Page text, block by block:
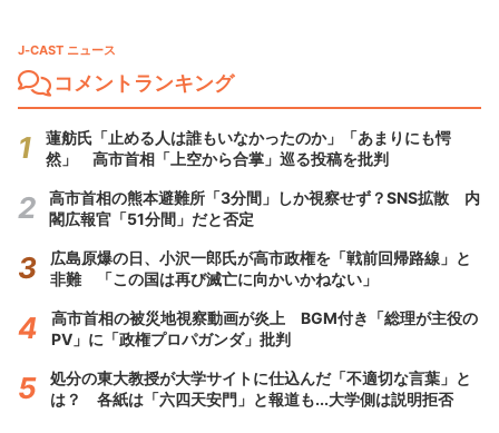
J-CAST ニュース
コメントランキング
蓮舫氏「止める人は誰もいなかったのか」「あまりにも愕
然」 高市首相「上空から合掌」巡る投稿を批判
高市首相の熊本避難所「3分間」しか視察せず？SNS拡散 内
閣広報官「51分間」だと否定
広島原爆の日、小沢一郎氏が高市政権を「戦前回帰路線」と
非難 「この国は再び滅亡に向かいかねない」
高市首相の被災地視察動画が炎上 BGM付き「総理が主役の
PV」に「政権プロパガンダ」批判
処分の東大教授が大学サイトに仕込んだ「不適切な言葉」と
は？ 各紙は「六四天安門」と報道も...大学側は説明拒否